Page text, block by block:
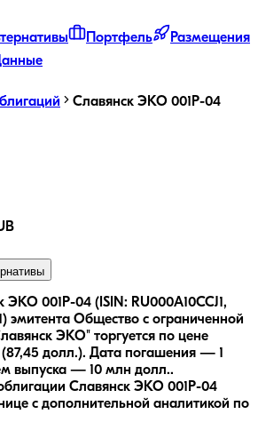
Портфель
Размещения
Славянск ЭКО 001Р-04
001Р-04 (ISIN: RU000A10CCJ1,
эмитента Общество с ограниченной
ЭКО" торгуется по цене
долл.). Дата погашения — 1
выпуска — 10 млн долл..
Славянск ЭКО 001Р-04
с дополнительной аналитикой по